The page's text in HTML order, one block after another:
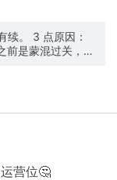
因：
前是蒙混过关，这
。以后只能接
营位🤔